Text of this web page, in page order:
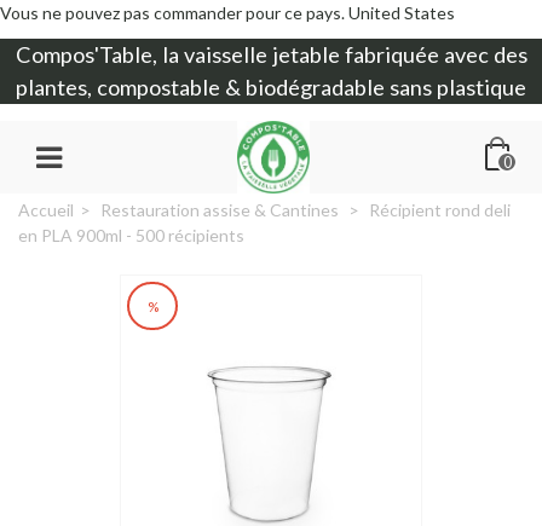
Vous ne pouvez pas commander pour ce pays.United States
Compos'Table, la vaisselle jetable fabriquée avec des
plantes, compostable & biodégradable sans plastique
0
Accueil > Restauration assise & Cantines >
Récipient rond deli
en PLA 900ml - 500 récipients
%